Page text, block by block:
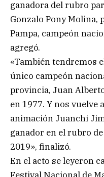
ganadora del rubro
Gonzalo Pony Molina,
Pampa, campeón
agregó.
«También tendremos
único campeón
provincia, Juan
en 1977. Y nos vuelve
animación Juanchi
ganador en el rubro
2019», finalizó.
En el acto se leyeron